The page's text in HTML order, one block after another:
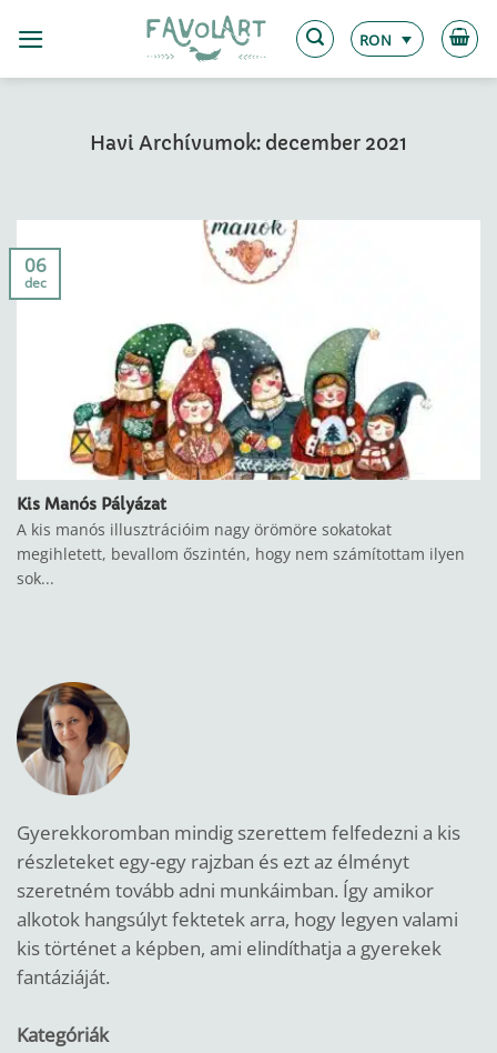
RON
Havi Archívumok: december 2021
Kis Manós Pályázat
A kis manós illusztrációim nagy örömöre sokatokat
megihletett, bevallom őszintén, hogy nem számítottam ilyen
sok...
06
dec
Gyerekkoromban mindig szerettem felfedezni a kis
részleteket egy-egy rajzban és ezt az élményt
szeretném tovább adni munkáimban. Így amikor
alkotok hangsúlyt fektetek arra, hogy legyen valami
kis történet a képben, ami elindíthatja a gyerekek
fantáziáját.
Kategóriák